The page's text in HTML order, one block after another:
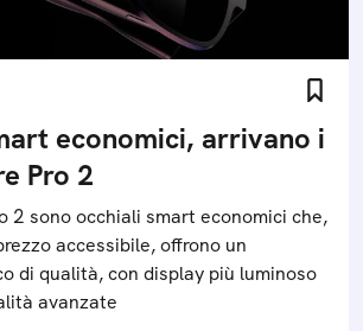
economici, arrivano i
Pro 2
2 sono occhiali smart economici che,
accessibile, offrono un
di qualità, con display più luminoso
avanzate